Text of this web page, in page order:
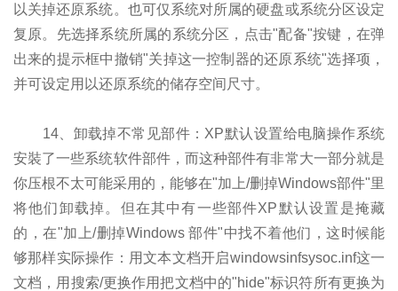
以关掉还原系统。也可仅系统对所属的硬盘或系统分区设定
复原。先选择系统所属的系统分区，点击"配备"按键，在弹
出来的提示框中撤销"关掉这一控制器的还原系统"选择项，
并可设定用以还原系统的储存空间尺寸。
14、卸载掉不常见部件：XP默认设置给电脑操作系统
安裝了一些系统软件部件，而这种部件有非常大一部分就是
你压根不太可能采用的，能够在"加上/删掉Windows部件"里
将他们卸载掉。但在其中有一些部件XP默认设置是掩藏
的，在"加上/删掉Windows 部件"中找不着他们，这时候能
够那样实际操作：用文本文档开启windowsinfsysoc.inf这一
文档，用搜索/更换作用把文档中的"hide"标识符所有更换为